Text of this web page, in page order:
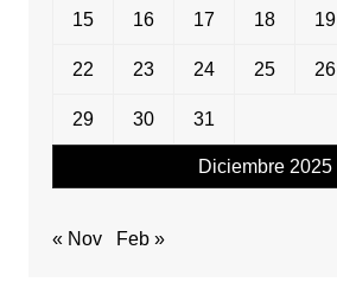
Diciembre 2025
15 16 17 18 19
22 23 24 25 26
29 30 31
« Nov Feb »